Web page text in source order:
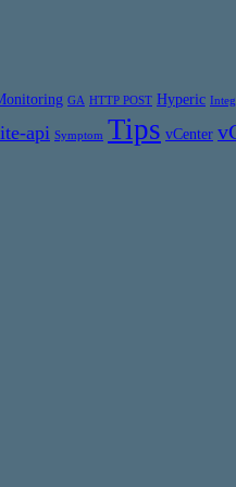
GA HTTP POST Hyperic
api Symptom Tips vCenter